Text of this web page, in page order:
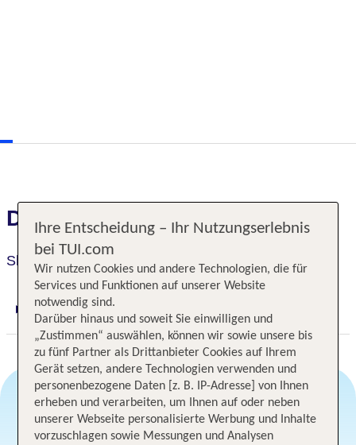
Das erwartet Sie
Sheraton Bratislava
Digitaler und telefonischer 24/7 TUI Service
Angebotsauswahl
Ihre Entscheidung – Ihr Nutzungserlebnis
bei TUI.com
Wir nutzen Cookies und andere Technologien, die für
Services und Funktionen auf unserer Website
notwendig sind.
Darüber hinaus und soweit Sie einwilligen und
„Zustimmen“ auswählen, können wir sowie unsere bis
zu fünf Partner als Drittanbieter Cookies auf Ihrem
Gerät setzen, andere Technologien verwenden und
personenbezogene Daten [z. B. IP-Adresse] von Ihnen
erheben und verarbeiten, um Ihnen auf oder neben
unserer Webseite personalisierte Werbung und Inhalte
vorzuschlagen sowie Messungen und Analysen